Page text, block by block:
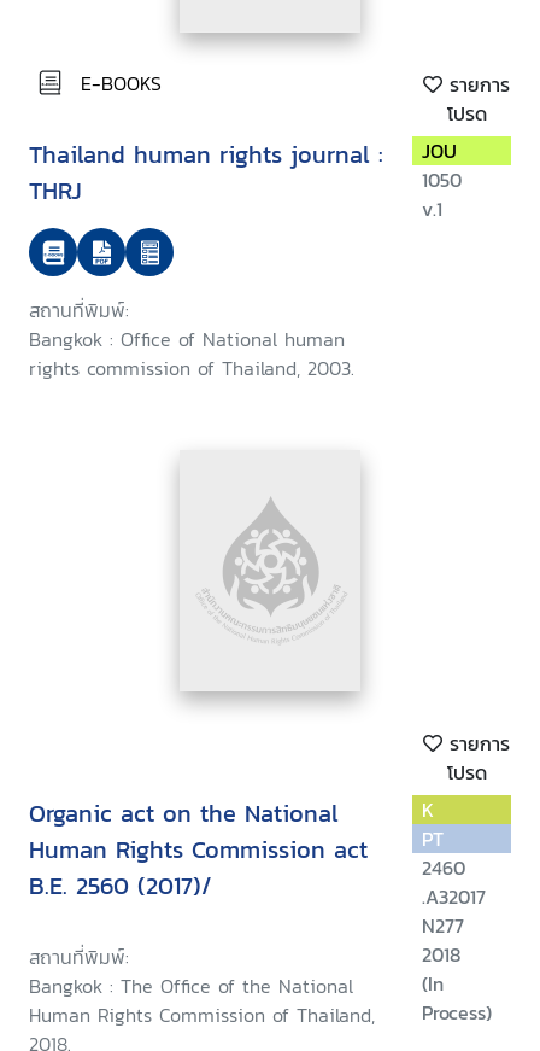
E-BOOKS
รายการ
โปรด
Thailand human rights journal :
THRJ
สถานที่พิมพ์:
Bangkok : Office of National human
rights commission of Thailand, 2003.
JOU
1050
v.1
รายการ
โปรด
Organic act on the National
Human Rights Commission act
B.E. 2560 (2017)/
สถานที่พิมพ์:
Bangkok : The Office of the National
Human Rights Commission of Thailand,
2018.
K
PT
2460
.A32017
N277
2018
(In
Process)